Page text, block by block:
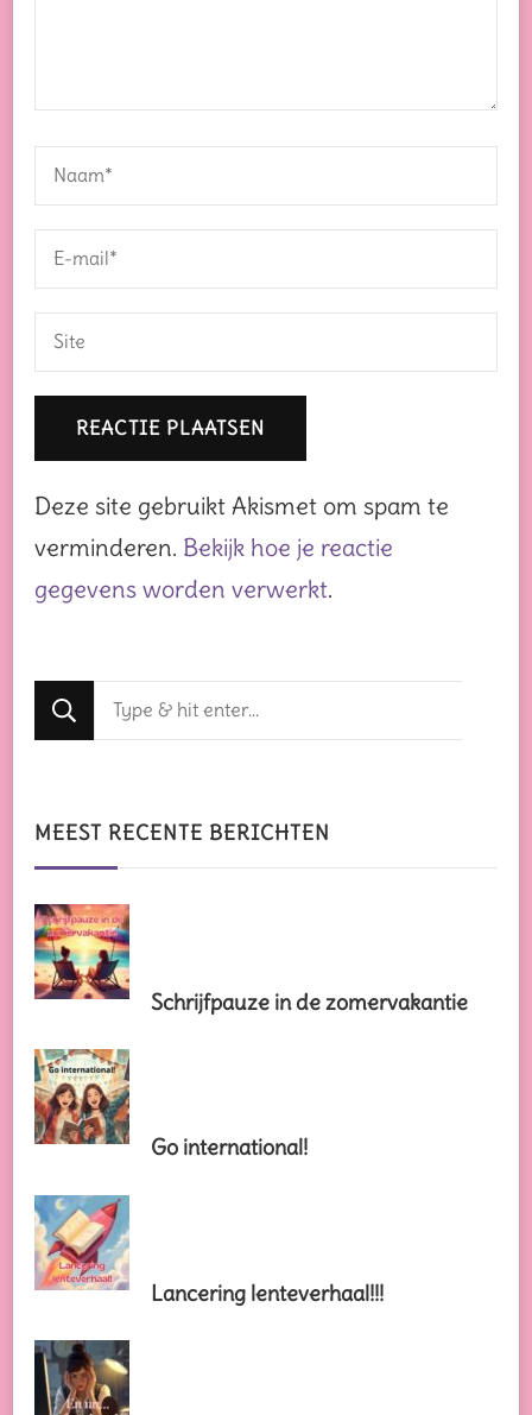
Deze site gebruikt Akismet om spam te
verminderen. Bekijk hoe je reactie
gegevens worden verwerkt.
Op
zoek
iets?
MEEST RECENTE BERICHTEN
Schrijfpauze in de zomervakantie
Go international!
Lancering lenteverhaal!!!